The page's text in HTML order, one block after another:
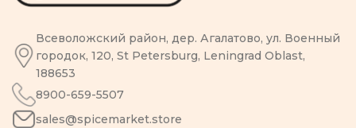
Всеволожский район, дер. Агалатово, ул. Военный
городок, 120, St Petersburg, Leningrad Oblast,
188653
8900-659-5507
sales@spicemarket.store